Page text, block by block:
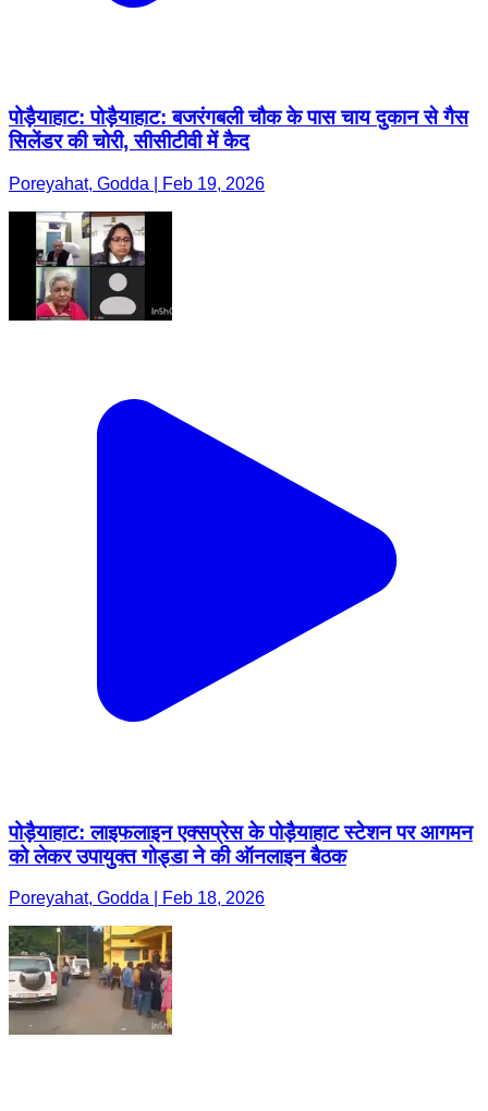
पोड़ैयाहाट: पोड़ैयाहाट: बजरंगबली चौक के पास चाय दुकान से गैस
सिलेंडर की चोरी, सीसीटीवी में कैद
Poreyahat, Godda | Feb 19, 2026
पोड़ैयाहाट: लाइफलाइन एक्सप्रेस के पोड़ैयाहाट स्टेशन पर आगमन
को लेकर उपायुक्त गोड्डा ने की ऑनलाइन बैठक
Poreyahat, Godda | Feb 18, 2026